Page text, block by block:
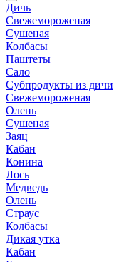
Дичь
Свежемороженая
Сушеная
Колбасы
Паштеты
Сало
Субпродукты из дичи
Свежемороженая
Олень
Сушеная
Заяц
Кабан
Конина
Лось
Медведь
Олень
Страус
Колбасы
Дикая утка
Кабан